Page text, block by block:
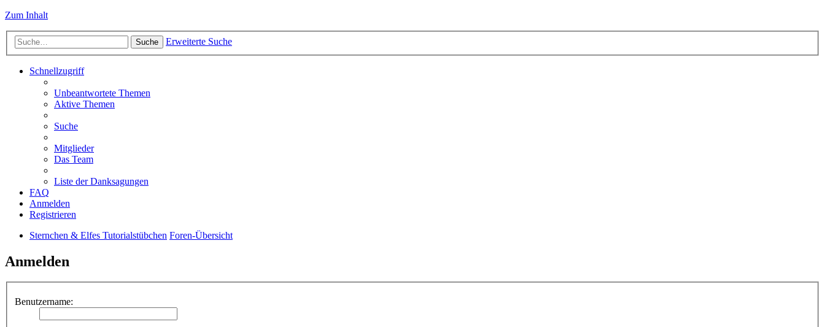
Zum Inhalt
Suche Erweiterte Suche
Schnellzugriff
Unbeantwortete Themen
Aktive Themen
Suche
Mitglieder
Das Team
Liste der Danksagungen
FAQ
Anmelden
Registrieren
Sternchen & Elfes Tutorialstübchen Foren-Übersicht
Anmelden
Benutzername: